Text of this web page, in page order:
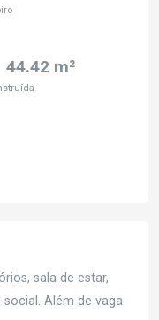
44.42 m²
sala de estar,
Além de vaga